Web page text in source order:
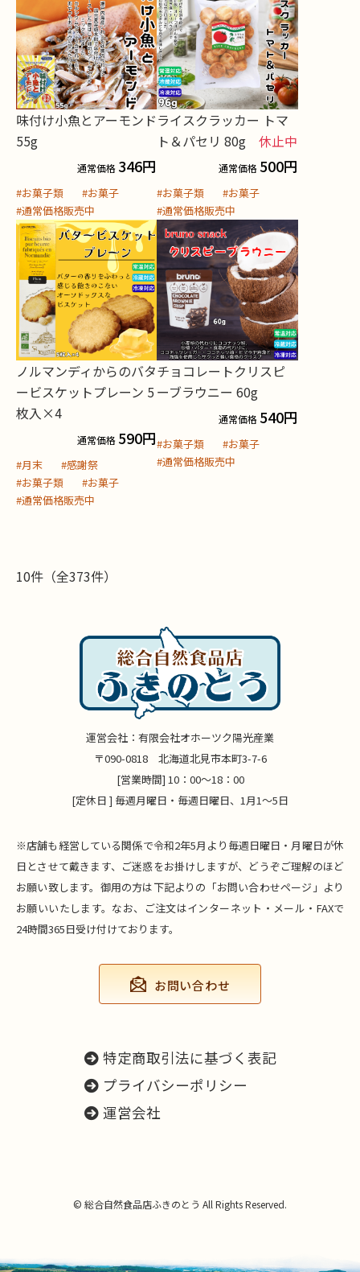
味付け小魚とアーモンド
55g
通常価格 346円
#お菓子類
#お菓子
#通常価格販売中
ライスクラッカー トマ
ト＆パセリ 80g休止中
通常価格 500円
#お菓子類
#お菓子
#通常価格販売中
ノルマンディからのバタ
ービスケットプレーン 5
枚入×4
通常価格 590円
#月末
#感謝祭
#お菓子類
#お菓子
#通常価格販売中
チョコレートクリスピ
ーブラウニー 60g
通常価格 540円
#お菓子類
#お菓子
#通常価格販売中
10件（全373件）
運営会社：有限会社オホーツク陽光産業
〒090-0818 北海道北見市本町3-7-6
[営業時間] 10：00～18：00
[定休日 ] 毎週月曜日・毎週日曜日、1月1～5日
※店舗も経営している関係で令和2年5月より毎週日曜日・月曜日が休
日とさせて戴きます、ご迷惑をお掛けしますが、どうぞご理解のほど
お願い致します。御用の方は下記よりの「お問い合わせページ」より
お願いいたします。なお、ご注文はインターネット・メール・FAXで
24時間365日受け付けております。
お問い合わせ
特定商取引法に基づく表記
プライバシーポリシー
運営会社
© 総合自然食品店ふきのとう All Rights Reserved.